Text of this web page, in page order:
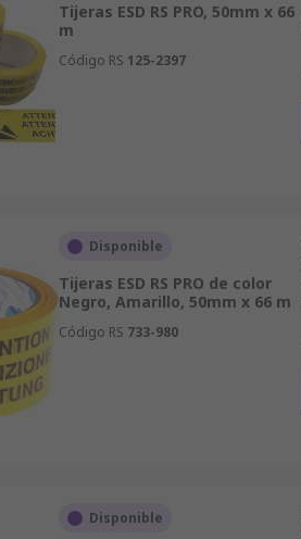
Tijeras ESD RS PRO, 50mm x 66
m
Código RS 125-2397
Disponible
Tijeras ESD RS PRO de color
Negro, Amarillo, 50mm x 66 m
Código RS 733-980
Disponible